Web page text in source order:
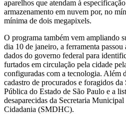
aparelhos que atendam à
armazenamento em nuvem por, no
mínima de dois megapixels.
O programa também vem ampliando
dia 10 de janeiro, a ferramenta passou
dados do governo federal para
furtados em circulação pela cidade
configuradas com a tecnologia. Além
cadastro de procurados e foragidos da
Pública do Estado de São Paulo e a
desaparecidas da Secretaria
Cidadania (SMDHC).